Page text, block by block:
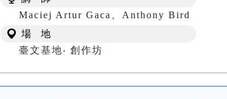
Maciej Artur Gaca、Anthony Bird
場 地
臺文基地‧ 創作坊